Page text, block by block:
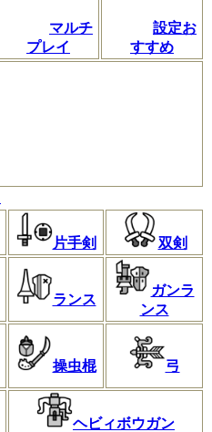
マルチ
プレイ
設定お
すすめ
片手剣 双剣
ランス
ガンラ
ンス
操虫棍 弓
ヘビィボウガン